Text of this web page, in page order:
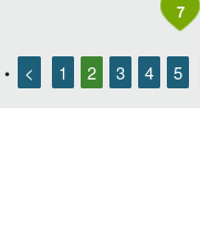
7
• < 1 2 3 4 5